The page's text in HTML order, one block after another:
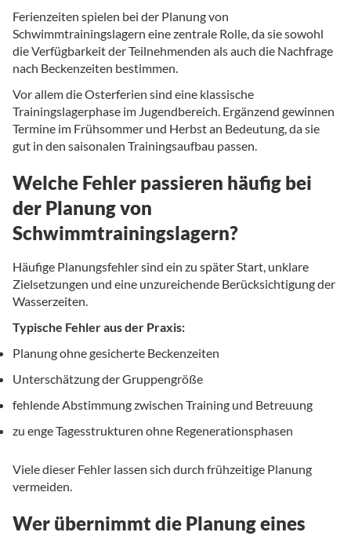
Ferienzeiten spielen bei der Planung von
Schwimmtrainingslagern eine zentrale Rolle, da sie sowohl
die Verfügbarkeit der Teilnehmenden als auch die Nachfrage
nach Beckenzeiten bestimmen.
Vor allem die Osterferien sind eine klassische
Trainingslagerphase im Jugendbereich. Ergänzend gewinnen
Termine im Frühsommer und Herbst an Bedeutung, da sie
gut in den saisonalen Trainingsaufbau passen.
Welche Fehler passieren häufig bei
der Planung von
Schwimmtrainingslagern?
Häufige Planungsfehler sind ein zu später Start, unklare
Zielsetzungen und eine unzureichende Berücksichtigung der
Wasserzeiten.
Typische Fehler aus der Praxis:
Planung ohne gesicherte Beckenzeiten
Unterschätzung der Gruppengröße
fehlende Abstimmung zwischen Training und Betreuung
zu enge Tagesstrukturen ohne Regenerationsphasen
Viele dieser Fehler lassen sich durch frühzeitige Planung
vermeiden.
Wer übernimmt die Planung eines